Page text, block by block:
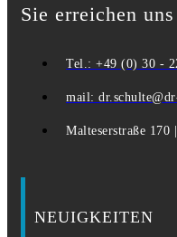
Sie erreichen
Tel.: +49 (0) 30 -
mail:
Malteserstraße 170
NEUIGKEITEN